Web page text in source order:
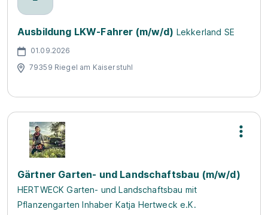
Ausbildung LKW-Fahrer (m/w/d) Lekkerland SE
01.09.2026
79359 Riegel am Kaiserstuhl
Gärtner Garten- und Landschaftsbau (m/w/d)
HERTWECK Garten- und Landschaftsbau mit
Pflanzengarten Inhaber Katja Hertweck e.K.